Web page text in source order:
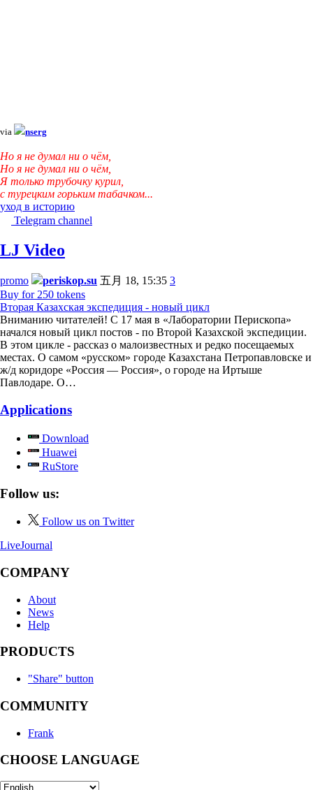
via nserg
Но я не думал ни о чём,
Но я не думал ни о чём,
Я только трубочку курил,
с турецким горьким табачком...
уход в историю
Telegram channel
LJ Video
promo periskop.su 五月 18, 15:35 3
Buy for 250 tokens
Вторая Казахская экспедиция - новый цикл
Вниманию читателей! С 17 мая в «Лаборатории Перископа»
начался новый цикл постов - по Второй Казахской экспедиции.
В этом цикле - рассказ о малоизвестных и редко посещаемых
местах. О самом «русском» городе Казахстана Петропавловске и
ж/д коридоре «Россия — Россия», о городе на Иртыше
Павлодаре. О…
Applications
Download
Huawei
RuStore
Follow us:
Follow us on Twitter
LiveJournal
COMPANY
About
News
Help
PRODUCTS
"Share" button
COMMUNITY
Frank
CHOOSE LANGUAGE